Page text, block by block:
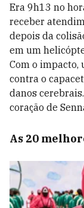
Era 9h13 no
receber
depois da
em um
Com o impacto,
contra o
danos
coração de
As 20